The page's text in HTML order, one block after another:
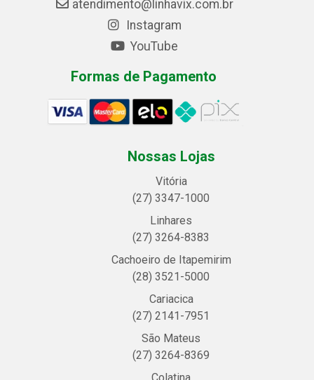
atendimento@linhavix.com.br
Instagram
YouTube
Formas de Pagamento
Nossas Lojas
Vitória
(27) 3347-1000
Linhares
(27) 3264-8383
Cachoeiro de Itapemirim
(28) 3521-5000
Cariacica
(27) 2141-7951
São Mateus
(27) 3264-8369